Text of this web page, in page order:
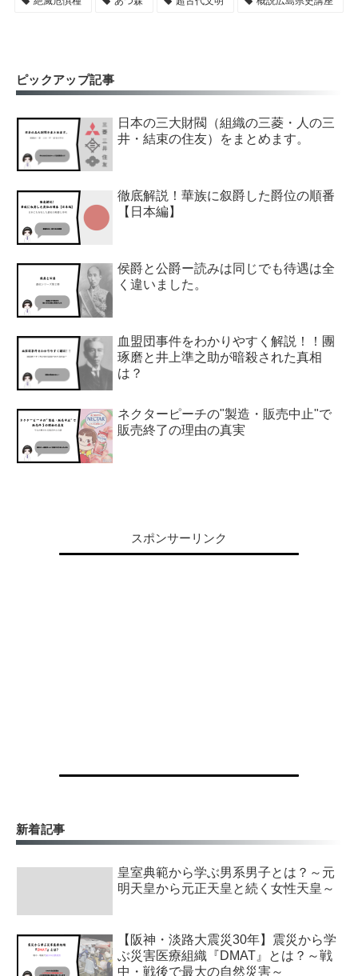
ピックアップ記事
日本の三大財閥（組織の三菱・人の三
井・結束の住友）をまとめます。
徹底解説！華族に叙爵した爵位の順番
【日本編】
侯爵と公爵ー読みは同じでも待遇は全
く違いました。
血盟団事件をわかりやすく解説！！團
琢磨と井上準之助が暗殺された真相
は？
ネクターピーチの"製造・販売中止"で
販売終了の理由の真実
スポンサーリンク
新着記事
皇室典範から学ぶ男系男子とは？～元
明天皇から元正天皇と続く女性天皇～
【阪神・淡路大震災30年】震災から学
ぶ災害医療組織『DMAT』とは？～戦
中・戦後で最大の自然災害～